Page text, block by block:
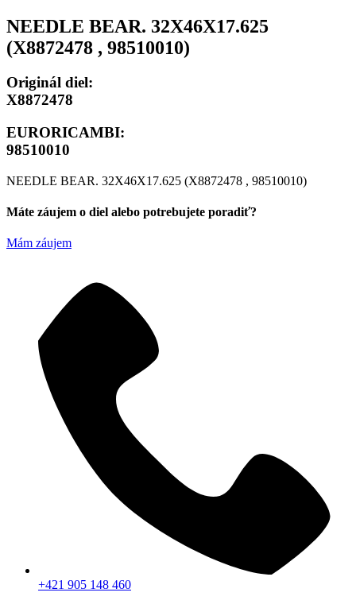
NEEDLE BEAR. 32X46X17.625
(X8872478 , 98510010)
Originál diel:
X8872478
EURORICAMBI:
98510010
NEEDLE BEAR. 32X46X17.625 (X8872478 , 98510010)
Máte záujem o diel alebo potrebujete poradiť?
Mám záujem
+421 905 148 460